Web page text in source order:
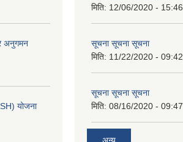
अनुगमन
योजना
मिति: 12/06/2020 - 15:46
सूचना सूचना सूचना
मिति: 11/22/2020 - 09:42
सूचना सूचना सूचना
मिति: 08/16/2020 - 09:47